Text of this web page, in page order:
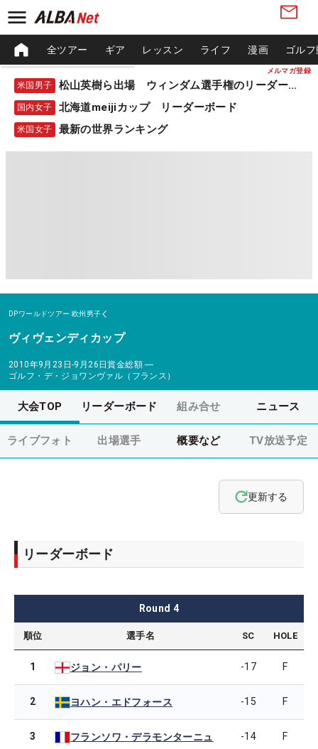
メルマガ登録
全ツアー ギア レッスン ライフ 漫画 ゴル
米国男子 松山英樹ら出場 ウィンダム選手権のリーダーボード
国内女子 北海道meijiカップ リーダーボード
米国女子 最新の世界ランキング
DPワールドツアー 欧州男子
ヴィヴェンディカップ
2010年9月23日-9月26日賞金総額 ―
ゴルフ・デ・ジョワンヴァル（フランス）
大会TOP リーダーボード 組み合せ ニュース
ライブフォト 出場選手 概要など TV放送予定
更新する
リーダーボード
Round 4
順位 選手名 SC HOLE
1 ジョン・パリー -17 F
2 ヨハン・エドフォース -15 F
3 フランソワ・デラモンターニュ -14 F